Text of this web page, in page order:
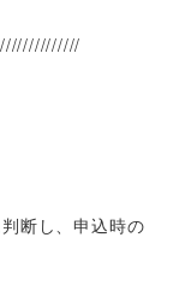
断し、申込時の